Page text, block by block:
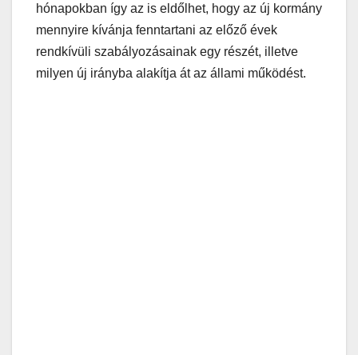
hónapokban így az is eldőlhet, hogy az új kormány
mennyire kívánja fenntartani az előző évek
rendkívüli szabályozásainak egy részét, illetve
milyen új irányba alakítja át az állami működést.